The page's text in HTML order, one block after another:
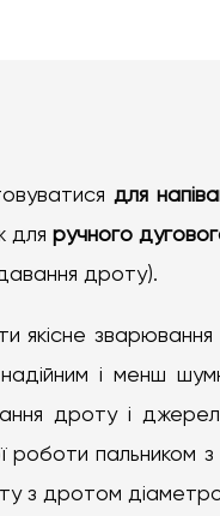
для
для ручного
дроту).
зварювання
надійним і менш
дроту і
роботи пальником
з дротом